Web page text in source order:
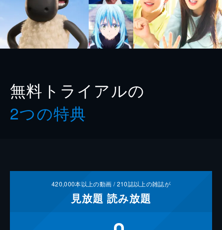
無料トライアルの
2つの特典
420,000本以上の動画 /210誌以上の雑誌が
見放題 読み放題